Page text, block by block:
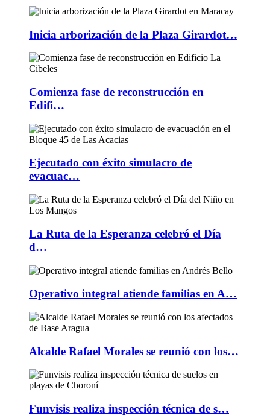
Inicia arborización de la Plaza Girardot…
Comienza fase de reconstrucción en
Edifi…
Ejecutado con éxito simulacro de
evacuac…
La Ruta de la Esperanza celebró el Día
d…
Operativo integral atiende familias en A…
Alcalde Rafael Morales se reunió con los…
Funvisis realiza inspección técnica de s…